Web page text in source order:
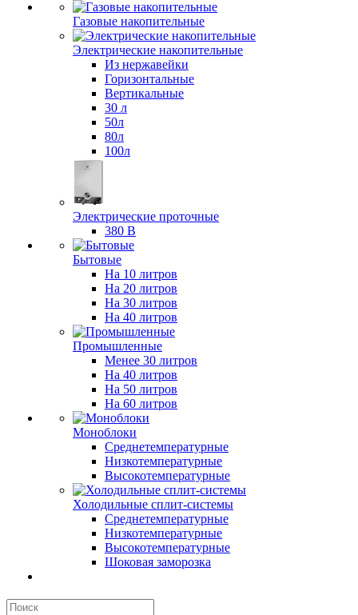
Газовые накопительные
Электрические накопительные
Из нержавейки
Горизонтальные
Вертикальные
30 л
50л
80л
100л
Электрические проточные
380 В
Бытовые
На 10 литров
На 20 литров
На 30 литров
На 40 литров
Промышленные
Менее 30 литров
На 40 литров
На 50 литров
На 60 литров
Моноблоки
Среднетемпературные
Низкотемпературные
Высокотемпературные
Холодильные сплит-системы
Среднетемпературные
Низкотемпературные
Высокотемпературные
Шоковая заморозка